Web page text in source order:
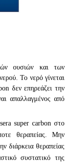
ουσιών και των
Το νερό γίνεται
δεν επηρεάζει την
απαλλαγμένος από
super carbon στο
θεραπείας. Μην
διάρκεια θεραπείας
συστατικό της